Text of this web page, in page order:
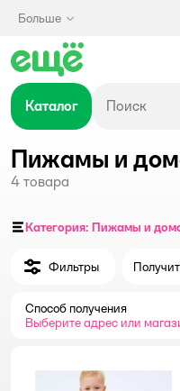
Больше
Каталог
Пижамы и
4 товара
Категория: Пижамы и
Фильтры
Способ получения
Выберите адрес или